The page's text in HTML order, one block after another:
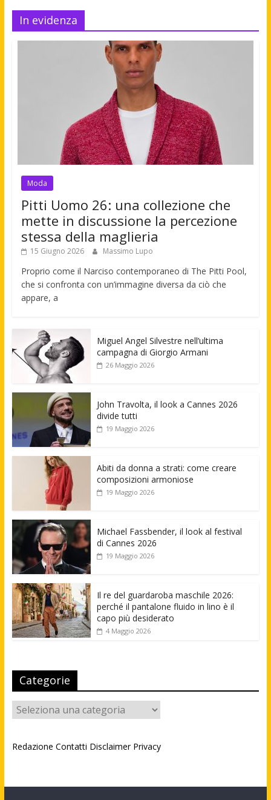
In evidenza
Moda
Pitti Uomo 26: una collezione che
mette in discussione la percezione
stessa della maglieria
15 Giugno 2026 Massimo Lupo
Proprio come il Narciso contemporaneo di The Pitti Pool,
che si confronta con un’immagine diversa da ciò che
appare, a
Miguel Angel Silvestre nell’ultima
campagna di Giorgio Armani
26 Maggio 2026
John Travolta, il look a Cannes 2026
divide tutti
19 Maggio 2026
Abiti da donna a strati: come creare
composizioni armoniose
19 Maggio 2026
Michael Fassbender, il look al festival
di Cannes 2026
19 Maggio 2026
Il re del guardaroba maschile 2026:
perché il pantalone fluido in lino è il
capo più desiderato
4 Maggio 2026
Categorie
Categorie
Redazione Contatti Disclaimer Privacy